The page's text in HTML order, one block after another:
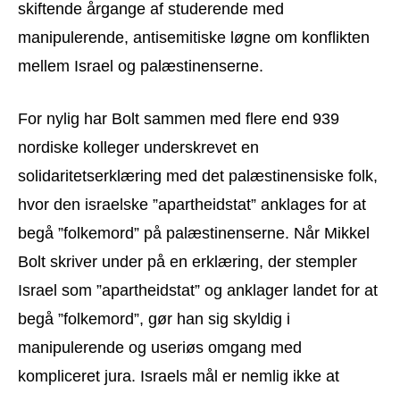
skiftende årgange af studerende med
manipulerende, antisemitiske løgne om konflikten
mellem Israel og palæstinenserne.
For nylig har Bolt sammen med flere end 939
nordiske kolleger underskrevet en
solidaritetserklæring med det palæstinensiske folk,
hvor den israelske ”apartheidstat” anklages for at
begå ”folkemord” på palæstinenserne. Når Mikkel
Bolt skriver under på en erklæring, der stempler
Israel som ”apartheidstat” og anklager landet for at
begå ”folkemord”, gør han sig skyldig i
manipulerende og useriøs omgang med
kompliceret jura. Israels mål er nemlig ikke at